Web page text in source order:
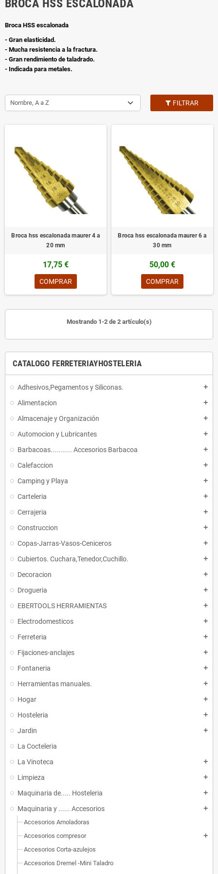
CATALOGO FERRETERIAYHOSTELERIA
Adhesivos,Pegamentos y Siliconas. add
Alimentacion add
Almacenaje y Organización add
Automocion y Lubricantes add
Barbacoas........... Accesorios Barbacoa add
Calefaccion add
Camping y Playa add
Carteleria add
Cerrajeria add
Construccion add
Copas-Jarras-Vasos-Ceniceros add
Cubiertos. Cuchara,Tenedor,Cuchillo. add
Decoracion add
Drogueria add
EBERTOOLS HERRAMIENTAS add
Electrodomesticos add
Ferreteria add
Fijaciones-anclajes add
Fontaneria add
Herramientas manuales. add
Hogar add
Hosteleria add
Jardin add
La Cocteleria
La Vinoteca
add
Limpieza add
Maquinaria de..... Hosteleria add
Maquinaria y ...... Accesorios add
Accesorios Amoladoras
Accesorios compresor
add
Accesorios Corta-azulejos
Accesorios Dremel -Mini Taladro
BROCA HSS ESCALONADA
Broca HSS escalonada
- Gran elasticidad.
- Mucha resistencia a la fractura.
- Gran rendimiento de taladrado.
- Indicada para metales.
Nombre, A a Z FILTRAR
Broca hss escalonada maurer 4 a
20 mm
17,75 €
COMPRAR
Broca hss escalonada maurer 6 a
30 mm
50,00 €
COMPRAR
Mostrando 1-2 de 2 artículo(s)